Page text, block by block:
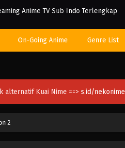
On-Going Anime Genre List
alternatif Kuai Nime ==> s.id/nekonime
2